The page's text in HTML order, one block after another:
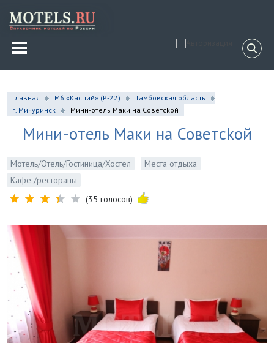
Главная М6 «Каспий» (Р-22)
Тамбовская область
г. Мичуринск
Мини-отель Маки на Советсkой
Мини-отель Маки на Советсkой
Мотель/Отель/Гостиница/Хостел
Места отдыха
Кафе /рестораны
(35 голосов)